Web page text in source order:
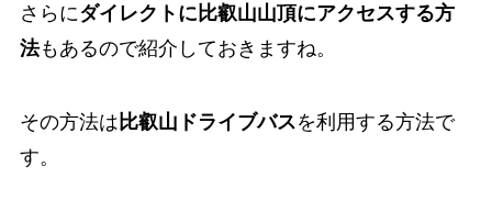
さらにダイレクトに比叡山山頂にアクセスする方
法もあるので紹介しておきますね。
その方法は 比叡山ドライブバスを利用する方法で
す。